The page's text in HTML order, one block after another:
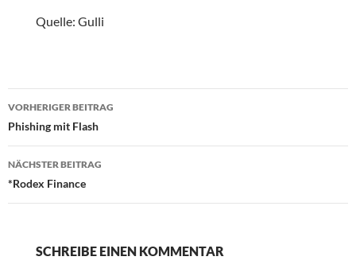
Quelle: Gulli
Beitragsnavigation
VORHERIGER BEITRAG
Phishing mit Flash
NÄCHSTER BEITRAG
*Rodex Finance
SCHREIBE EINEN KOMMENTAR